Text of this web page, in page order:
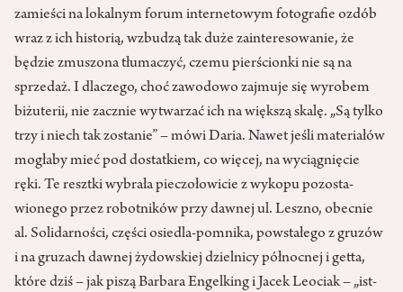
zamieści na lokalnym forum internetowym fotografie ozdób
wraz z ich historią, wzbudzą tak duże zainteresowanie, że
będzie zmuszona tłumaczyć, czemu pierścionki nie są na
sprzedaż. I dlaczego, choć zawodowo zajmuje się wyrobem
biżuterii, nie zacznie wytwarzać ich na większą skalę. „Są tylko
trzy i niech tak zostanie” – mówi Daria. Nawet jeśli materiałów
mogłaby mieć pod dostatkiem, co więcej, na wyciągnięcie
ręki. Te resztki wybrała pieczołowicie z wykopu pozosta­
wionego przez robotników przy dawnej ul. Leszno, obecnie
al. Solidarności, części osiedla-pomnika, powstałego z gruzów
i na gruzach dawnej żydowskiej dzielnicy północnej i getta,
które dziś – jak piszą Barbara Engelking i Jacek Leociak – „ist­